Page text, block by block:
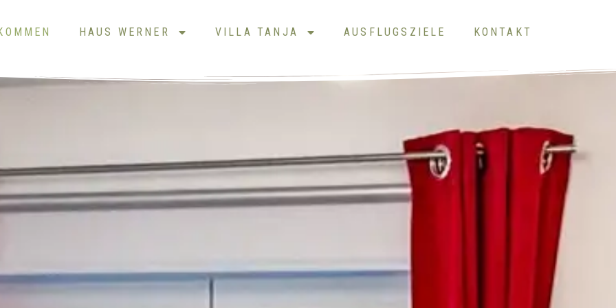
HAUS WERNER VILLA TANJA AUSFLUGSZIELE KONTAKT